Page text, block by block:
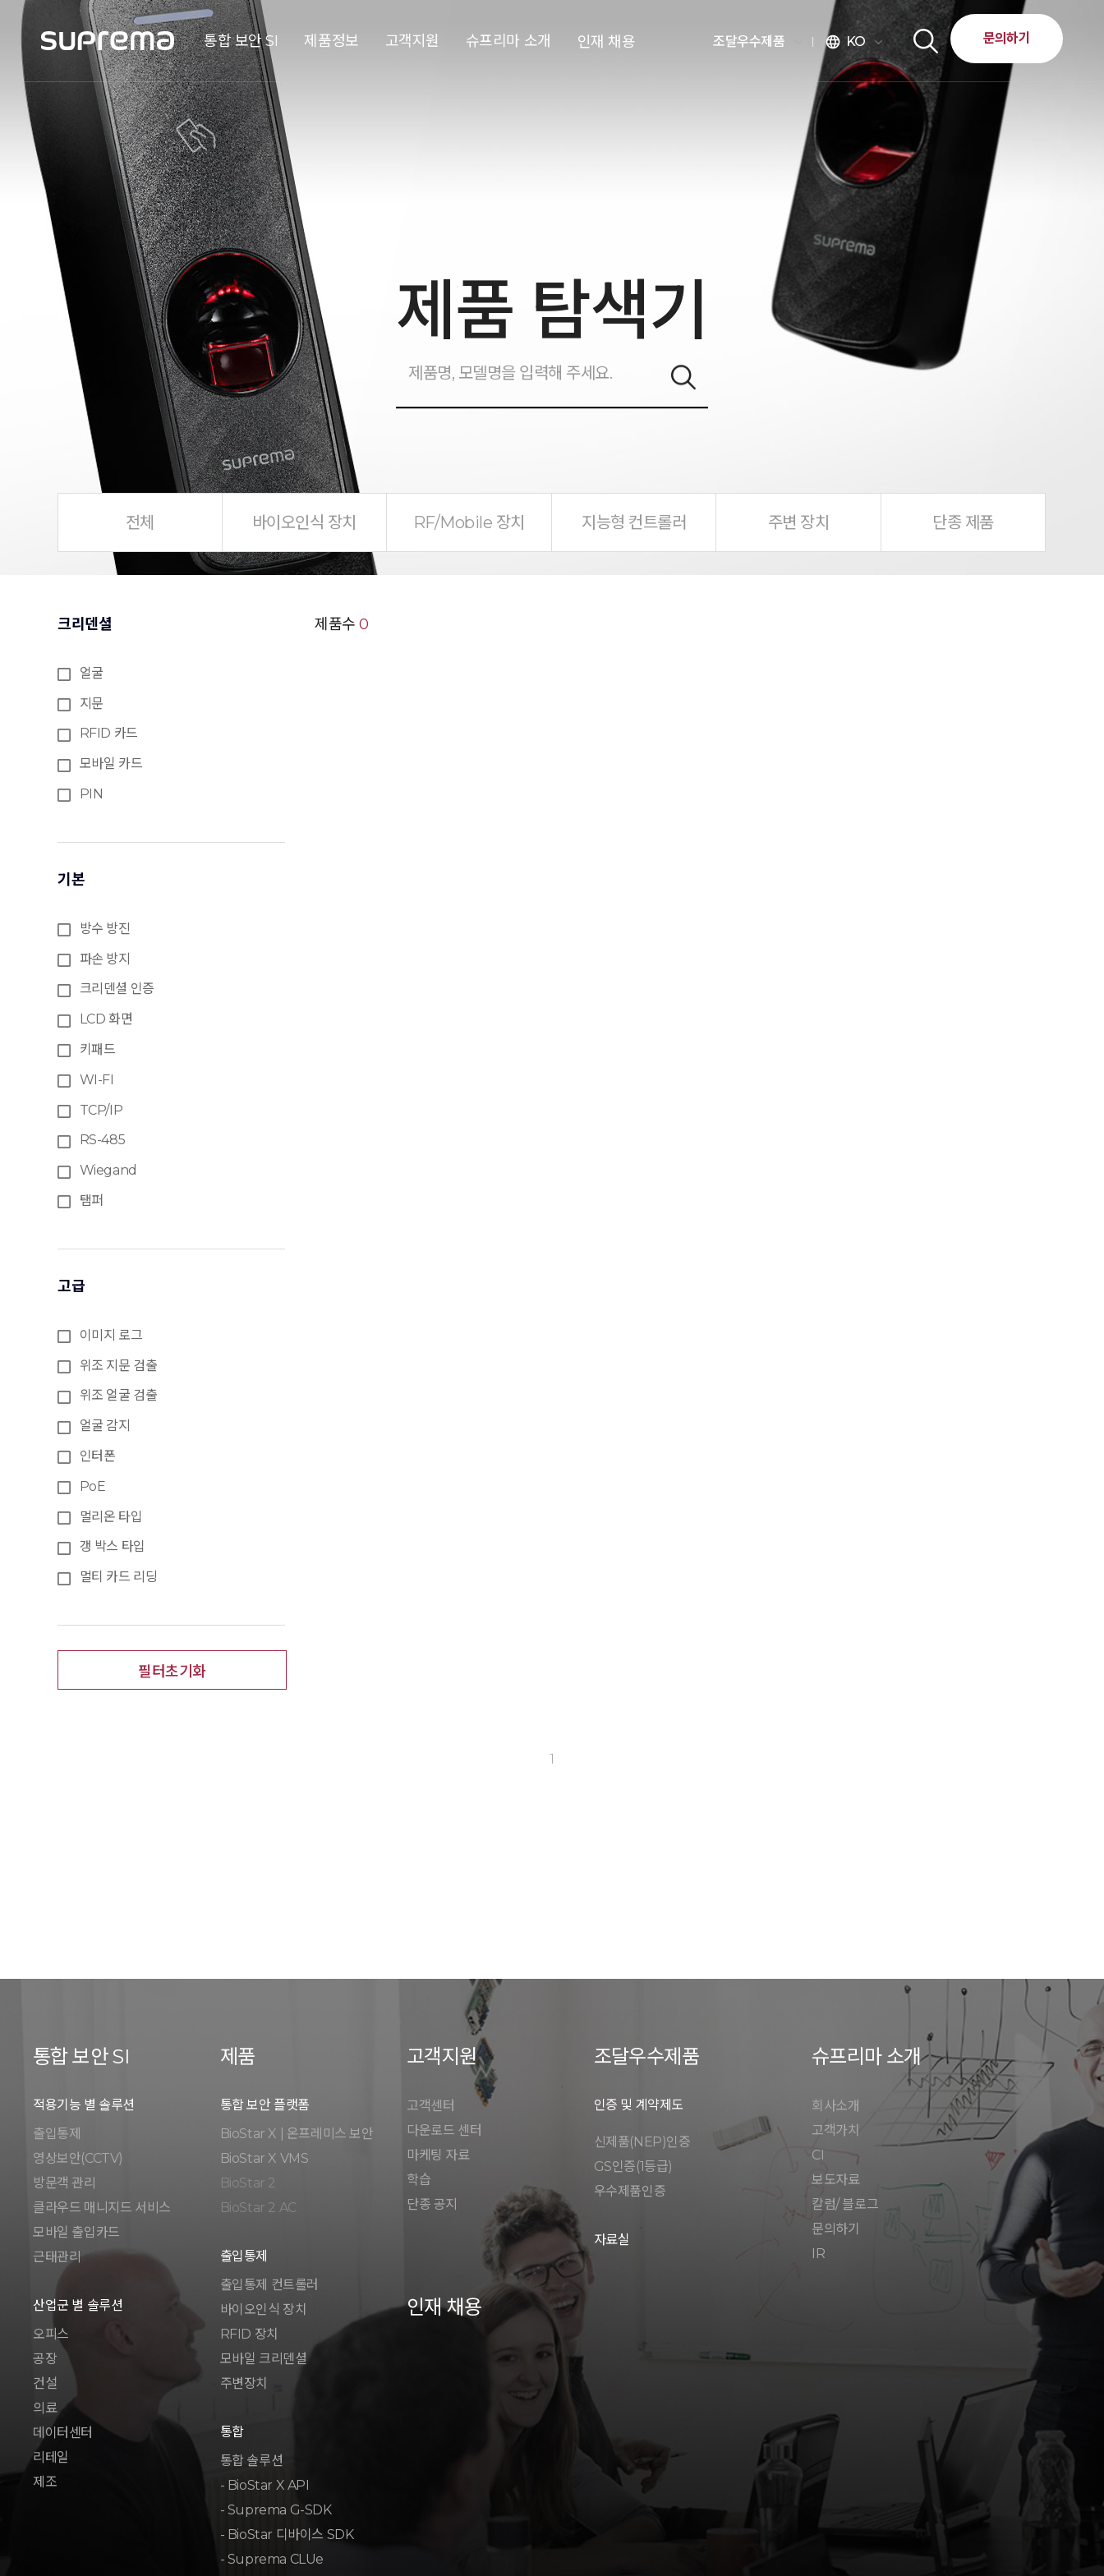
통합 보안 SI 제품정보 고객지원 슈프리마 소개 인재 채용 조달우수제품 language KO 문의하기
제품 탐색기
전체 바이오인식 장치 RF/Mobile 장치 지능형 컨트롤러 주변 장치 단종 제품
크리덴셜
얼굴
지문
RFID 카드
모바일 카드
PIN
기본
방수 방진
파손 방지
크리덴셜 인증
LCD 화면
키패드
WI-FI
TCP/IP
RS-485
Wiegand
탬퍼
고급
이미지 로그
위조 지문 검출
위조 얼굴 검출
얼굴 감지
인터폰
PoE
멀리온 타입
갱 박스 타입
멀티 카드 리딩
필터초기화
제품수0
1
통합 보안 SI
적용기능 별 솔루션
출입통제
영상보안(CCTV)
방문객 관리
클라우드 매니지드 서비스
모바일 출입카드
근태관리
산업군 별 솔루션
오피스
공장
건설
의료
데이터센터
리테일
제조
제품
통합 보안 플랫폼
BioStar X | 온프레미스 보안
BioStar X VMS
BioStar 2
BioStar 2 AC
출입통제
출입통제 컨트롤러
바이오인식 장치
RFID 장치
모바일 크리덴셜
주변장치
통합
통합 솔루션
- BioStar X API
- Suprema G-SDK
- BioStar 디바이스 SDK
- Suprema CLUe
고객지원
고객센터
다운로드 센터
마케팅 자료
학습
단종 공지
조달우수제품
인증 및 계약제도
신제품(NEP)인증
GS인증(1등급)
우수제품인증
자료실
슈프리마 소개
회사소개
고객가치
CI
보도자료
칼럼/ 블로그
문의하기
IR
인재 채용